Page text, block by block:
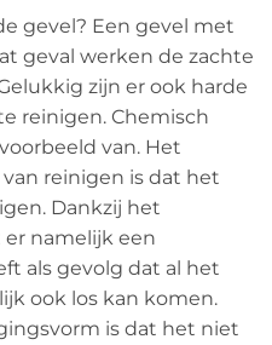
gevel? Een gevel met
geval werken de zachte
zijn er ook harde
reinigen. Chemisch
van. Het
reinigen is dat het
Dankzij het
namelijk een
als gevolg dat al het
ook los kan komen.
is dat het niet